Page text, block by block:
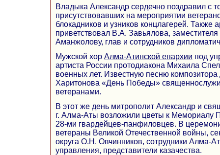
Владыка Александр сердечно поздравил с
присутствовавших на мероприятии
блокадников и узников концлагерей. Также
приветствовал В.А. Завьялова,
Аманжолову, глав и сотрудников
Мужской хор Алма-Атинской епархии под
артиста России протодиакона Михаила
военных лет. Известную песню
Харитонова «День Победы»
ветеранами.
В этот же день митрополит Александр и
г. Алма-Аты возложили цветы к Мемориалу
28-ми гвардейцев-панфиловцев. В
ветераны Великой Отечественной войны,
округа О.Н. Овчинников, сотрудники Алма-
управления, представители казачества.